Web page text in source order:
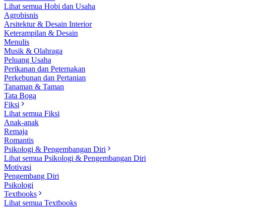
Lihat semua Hobi dan Usaha
Agrobisnis
Arsitektur & Desain Interior
Keterampilan & Desain
Menulis
Musik & Olahraga
Peluang Usaha
Perikanan dan Peternakan
Perkebunan dan Pertanian
Tanaman & Taman
Tata Boga
Fiksi
Lihat semua Fiksi
Anak-anak
Remaja
Romantis
Psikologi & Pengembangan Diri
Lihat semua Psikologi & Pengembangan Diri
Motivasi
Pengembang Diri
Psikologi
Textbooks
Lihat semua Textbooks